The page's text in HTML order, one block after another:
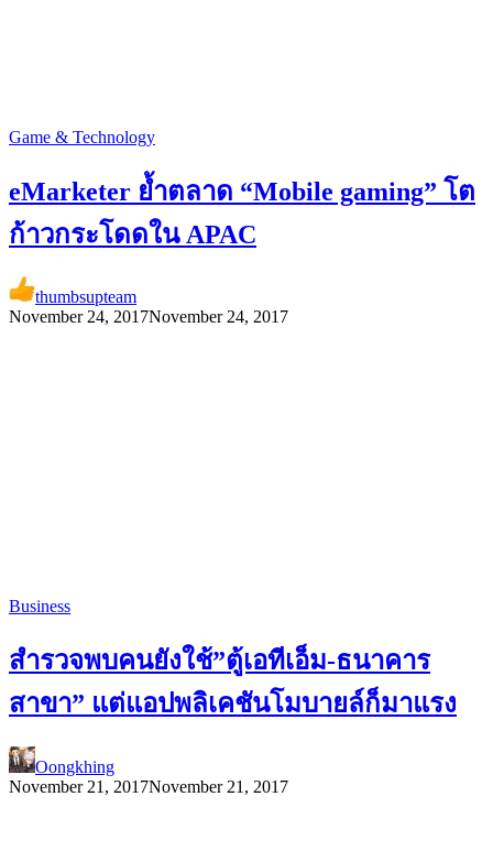
Game & Technology
eMarketer ย้ำตลาด “Mobile gaming” โต
ก้าวกระโดดใน APAC
thumbsupteam
November 24, 2017November 24, 2017
Business
สำรวจพบคนยังใช้”ตู้เอทีเอ็ม-ธนาคาร
สาขา” แต่แอปพลิเคชันโมบายล์ก็มาแรง
Oongkhing
November 21, 2017November 21, 2017